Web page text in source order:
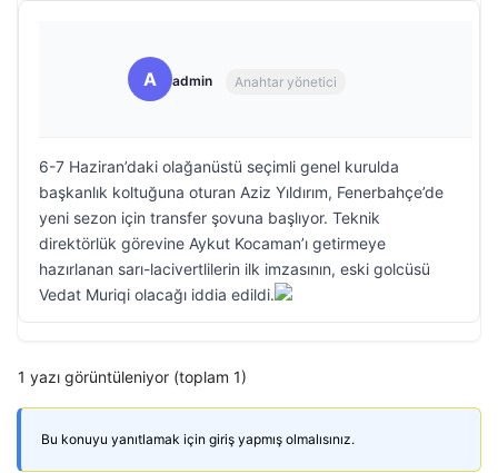
A admin Anahtar yönetici
6-7 Haziran’daki olağanüstü seçimli genel kurulda
başkanlık koltuğuna oturan Aziz Yıldırım, Fenerbahçe’de
yeni sezon için transfer şovuna başlıyor. Teknik
direktörlük görevine Aykut Kocaman’ı getirmeye
hazırlanan sarı-lacivertlilerin ilk imzasının, eski golcüsü
Vedat Muriqi olacağı iddia edildi.
1 yazı görüntüleniyor (toplam 1)
Bu konuyu yanıtlamak için giriş yapmış olmalısınız.